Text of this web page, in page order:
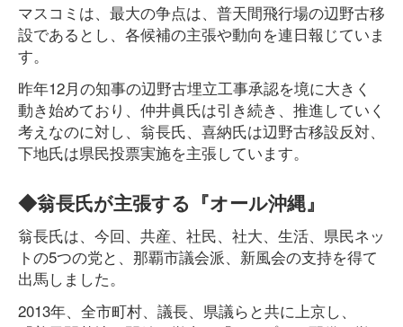
マスコミは、最大の争点は、普天間飛行場の辺野古移
設であるとし、各候補の主張や動向を連日報じていま
す。
昨年12月の知事の辺野古埋立工事承認を境に大きく
動き始めており、仲井眞氏は引き続き、推進していく
考えなのに対し、翁長氏、喜納氏は辺野古移設反対、
下地氏は県民投票実施を主張しています。
◆翁長氏が主張する『オール沖縄』
翁長氏は、今回、共産、社民、社大、生活、県民ネッ
トの5つの党と、那覇市議会派、新風会の支持を得て
出馬しました。
2013年、全市町村、議長、県議らと共に上京し、